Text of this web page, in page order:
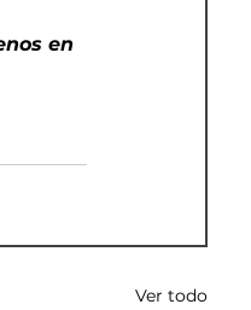
en
Ver todo